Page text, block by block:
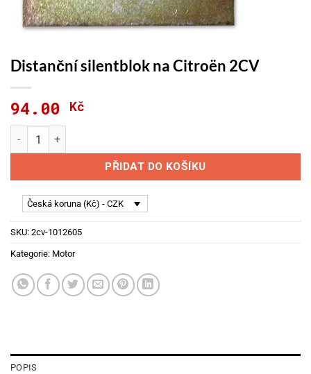
Distanční silentblok na Citroën 2CV
94.00 Kč
Distanční silentblok na Citroën 2CV množství
PŘIDAT DO KOŠÍKU
Česká koruna (Kč) - CZK
SKU: 2cv-1012605
Kategorie: Motor
POPIS